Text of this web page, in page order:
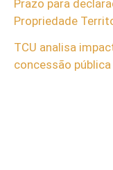
Prazo para
Propriedade
TCU analisa
concessão pública